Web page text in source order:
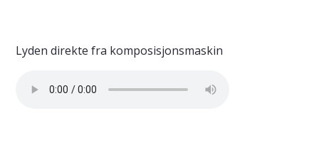
Lyden direkte fra komposisjonsmaskin